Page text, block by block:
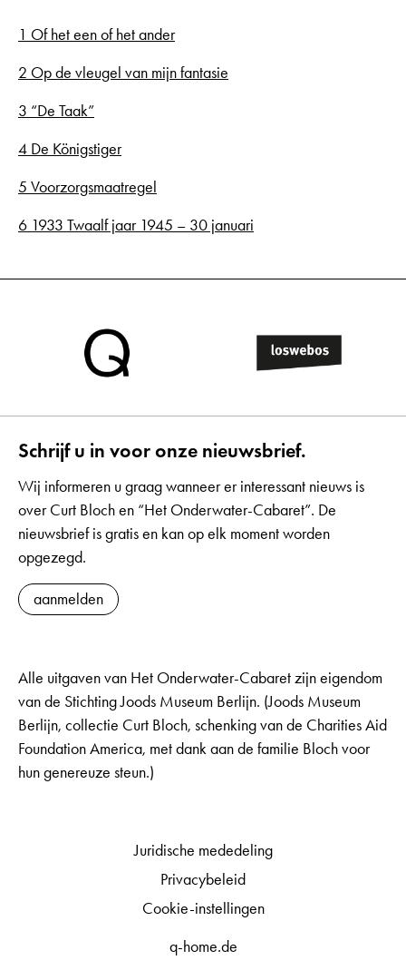
1 Of het een of het ander
2 Op de vleugel van mijn fantasie
3 “De Taak”
4 De Königstiger
5 Voorzorgsmaatregel
6 1933 Twaalf jaar 1945 – 30 januari
Schrijf u in voor onze nieuwsbrief.
Wij informeren u graag wanneer er interessant nieuws is
over Curt Bloch en “Het Onderwater-Cabaret”. De
nieuwsbrief is gratis en kan op elk moment worden
opgezegd.
aanmelden
Alle uitgaven van Het Onderwater-Cabaret zijn eigendom
van de Stichting Joods Museum Berlijn. (Joods Museum
Berlijn, collectie Curt Bloch, schenking van de Charities Aid
Foundation America, met dank aan de familie Bloch voor
hun genereuze steun.)
q-home.de
Juridische mededeling
Privacybeleid
Cookie-instellingen